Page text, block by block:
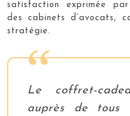
satisfaction exprimée par
des cabinets d’avocats,
stratégie.
Le coffret-
auprès de tous